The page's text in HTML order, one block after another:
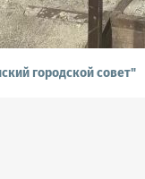
городской совет"